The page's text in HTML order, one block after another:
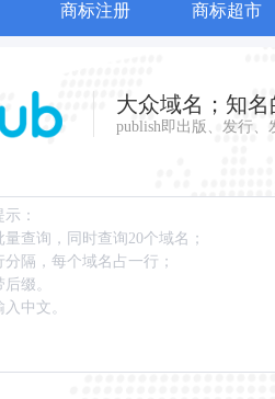
商标注册 商标超市
大众域名；知名
publish即出版、发行、